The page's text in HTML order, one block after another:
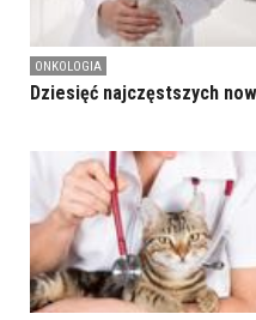
ONKOLOGIA
Dziesięć najczęstszych